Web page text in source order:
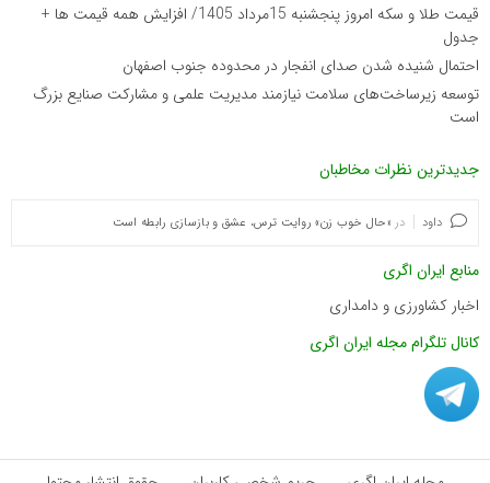
قیمت طلا و سکه امروز پنجشنبه 15مرداد 1405/ افزایش همه قیمت ها +
جدول
احتمال شنیده شدن صدای انفجار در محدوده جنوب اصفهان
توسعه زیرساخت‌های سلامت نیازمند مدیریت علمی و مشارکت صنایع بزرگ
است
جدیدترین نظرات مخاطبان
داود در «حال خوب زن» روایت ترس، عشق و بازسازی رابطه است
منابع ایران اگری
اخبار کشاورزی و دامداری
کانال تلگرام مجله ایران اگری